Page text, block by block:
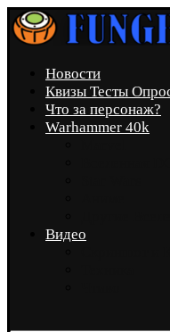
Новости
Квизы Тесты
Что за персонаж?
Warhammer 40k
Видео